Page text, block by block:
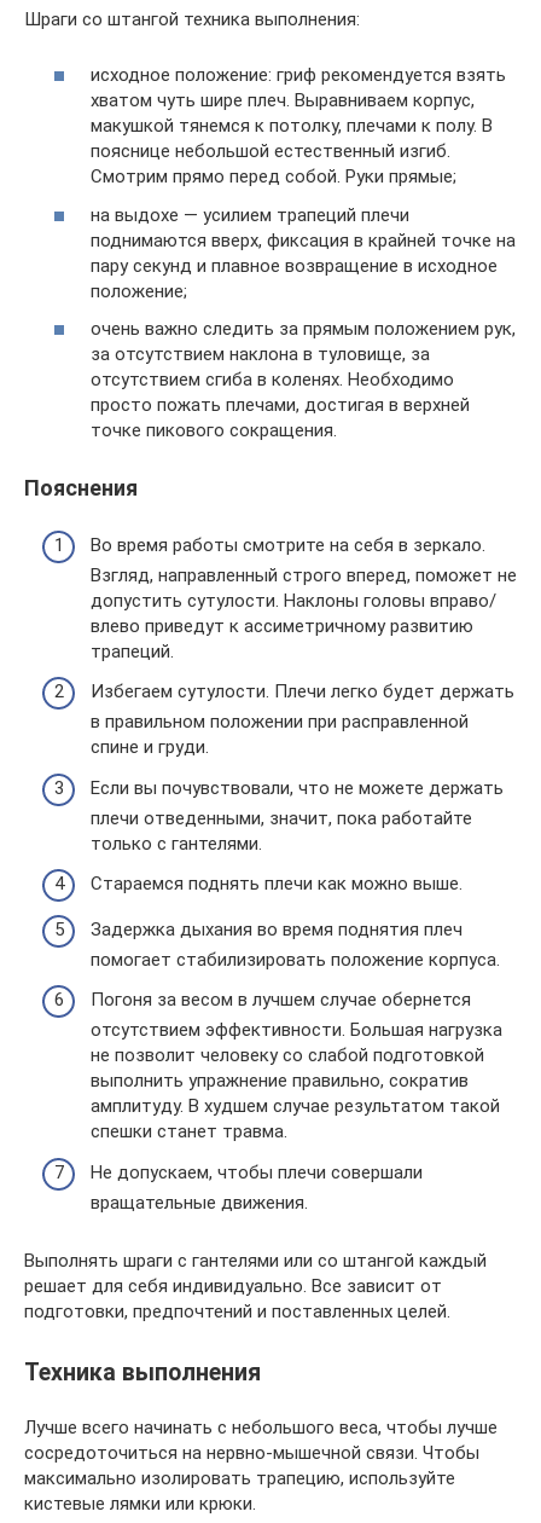
Шраги со штангой техника выполнения:
исходное положение: гриф рекомендуется взять
хватом чуть шире плеч. Выравниваем корпус,
макушкой тянемся к потолку, плечами к полу. В
пояснице небольшой естественный изгиб.
Смотрим прямо перед собой. Руки прямые;
на выдохе — усилием трапеций плечи
поднимаются вверх, фиксация в крайней точке на
пару секунд и плавное возвращение в исходное
положение;
очень важно следить за прямым положением рук,
за отсутствием наклона в туловище, за
отсутствием сгиба в коленях. Необходимо
просто пожать плечами, достигая в верхней
точке пикового сокращения.
Пояснения
Во время работы смотрите на себя в зеркало.
Взгляд, направленный строго вперед, поможет не
допустить сутулости. Наклоны головы вправо/
влево приведут к ассиметричному развитию
трапеций.
Избегаем сутулости. Плечи легко будет держать
в правильном положении при расправленной
спине и груди.
Если вы почувствовали, что не можете держать
плечи отведенными, значит, пока работайте
только с гантелями.
Стараемся поднять плечи как можно выше.
Задержка дыхания во время поднятия плеч
помогает стабилизировать положение корпуса.
Погоня за весом в лучшем случае обернется
отсутствием эффективности. Большая нагрузка
не позволит человеку со слабой подготовкой
выполнить упражнение правильно, сократив
амплитуду. В худшем случае результатом такой
спешки станет травма.
Не допускаем, чтобы плечи совершали
вращательные движения.
Выполнять шраги с гантелями или со штангой каждый
решает для себя индивидуально. Все зависит от
подготовки, предпочтений и поставленных целей.
Техника выполнения
Лучше всего начинать с небольшого веса, чтобы лучше
сосредоточиться на нервно-мышечной связи. Чтобы
максимально изолировать трапецию, используйте
кистевые лямки или крюки.